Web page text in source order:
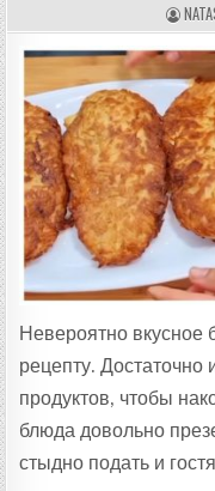
А
В
Т
О
Р
Р
Е
Ц
Е
П
Т
А
:
Невероятно вкусное
рецепту. Достаточно
продуктов, чтобы
блюда довольно
стыдно подать и